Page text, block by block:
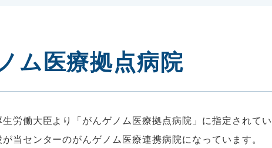
ム医療拠点病院
労働大臣より「がんゲノム医療拠点病院」に指定されてい
当センターのがんゲノム医療連携病院になっています。